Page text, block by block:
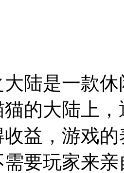
陆是一款
的大陆上
益，游戏
要玩家来